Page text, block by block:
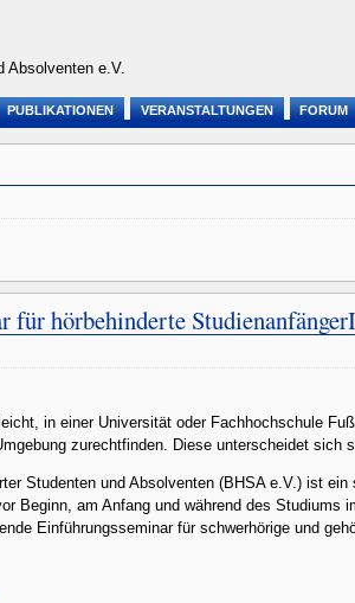
Absolventen e.V.
PUBLIKATIONEN VERANSTALTUNGEN FORUM
hörbehinderte
in einer Universität oder Fachhochschule
zurechtfinden. Diese unterscheidet sich
Studenten und Absolventen (BHSA e.V.) ist
Beginn, am Anfang und während des
Einführungsseminar für schwerhörige und